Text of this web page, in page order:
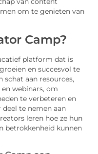
om te genieten van
Camp?
platform dat is
en succesvol te
schat aan resources,
webinars, om
te verbeteren en
te nemen aan
leren hoe ze hun
betrokkenheid kunnen